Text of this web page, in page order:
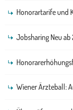
Honorartarife und
Jobsharing Neu
Wiener Ärzteball: